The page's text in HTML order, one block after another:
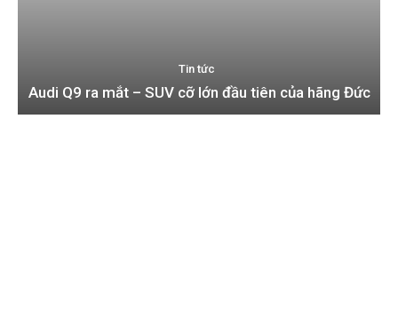
Tin tức
Audi Q9 ra mắt – SUV cỡ lớn đầu tiên của hãng Đức